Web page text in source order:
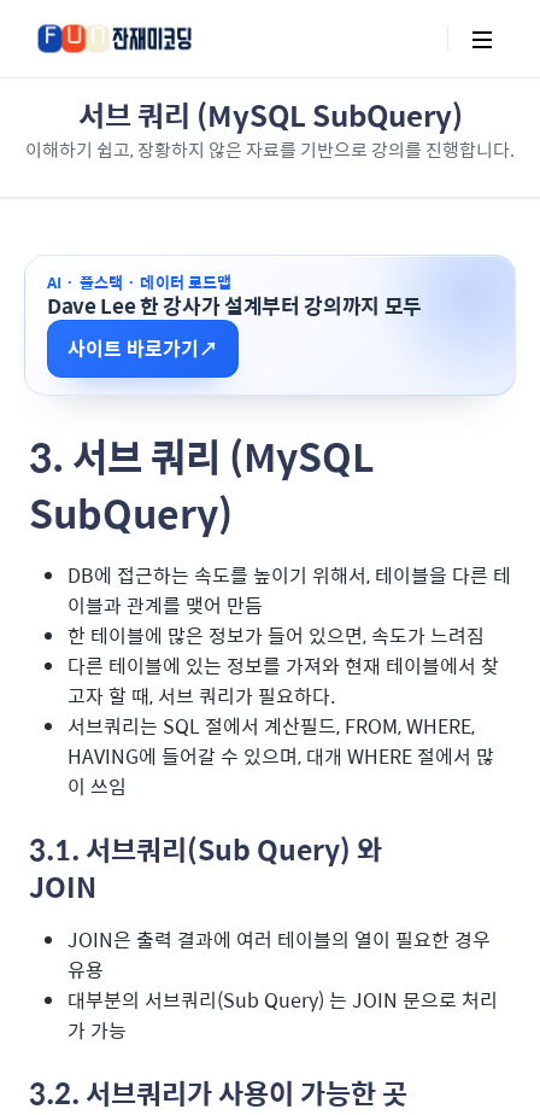
서브 쿼리 (MySQL SubQuery)
이해하기 쉽고, 장황하지 않은 자료를 기반으로 강의를 진행합니다.
AI · 풀스택 · 데이터 로드맵
Dave Lee 한 강사가 설계부터 강의까지 모두
사이트 바로가기↗
3. 서브 쿼리 (MySQL
SubQuery)
DB에 접근하는 속도를 높이기 위해서, 테이블을 다른 테
이블과 관계를 맺어 만듬
한 테이블에 많은 정보가 들어 있으면, 속도가 느려짐
다른 테이블에 있는 정보를 가져와 현재 테이블에서 찾
고자 할 때, 서브 쿼리가 필요하다.
서브쿼리는 SQL 절에서 계산필드, FROM, WHERE,
HAVING에 들어갈 수 있으며, 대개 WHERE 절에서 많
이 쓰임
3.1. 서브쿼리(Sub Query) 와
JOIN
JOIN은 출력 결과에 여러 테이블의 열이 필요한 경우
유용
대부분의 서브쿼리(Sub Query) 는 JOIN 문으로 처리
가 가능
3.2. 서브쿼리가 사용이 가능한 곳